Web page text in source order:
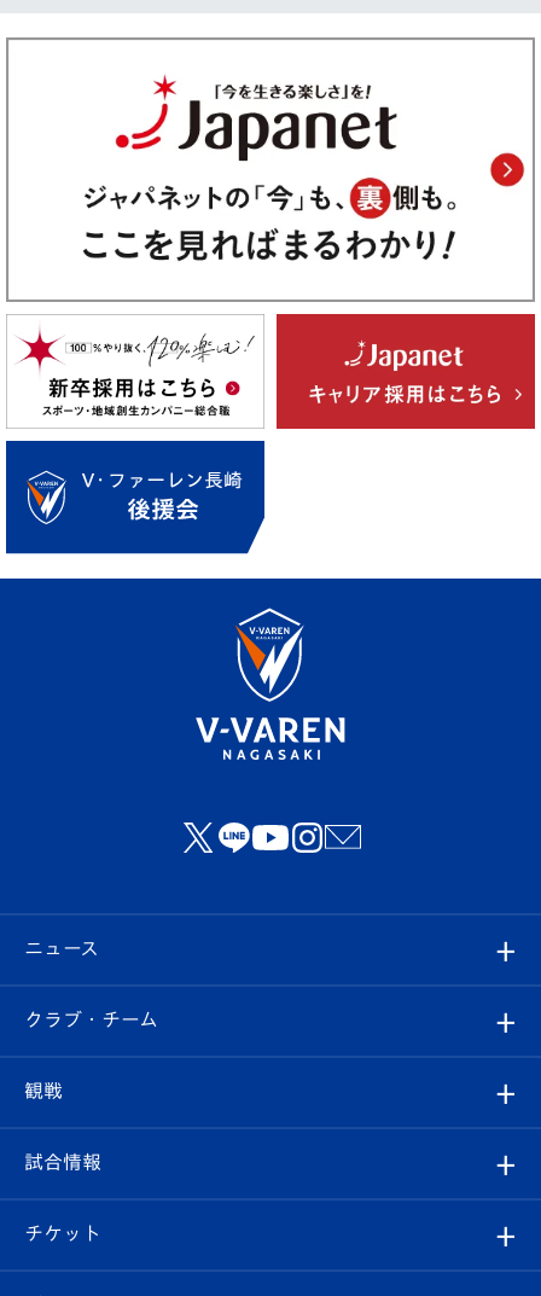
ニュース
すべて
クラブ
試合情報
クラブ・チーム
クラブ概要
エンブレム紹介
観戦
観戦ルール
はじめての観戦ガイド
試合情報
試合日程/結果
チケット